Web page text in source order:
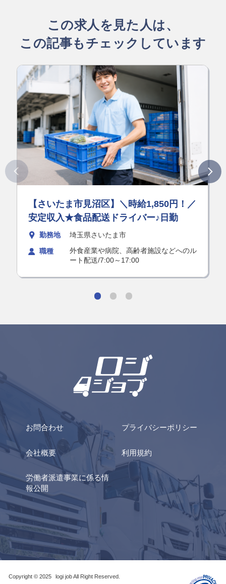
この求人を見た人は、
この記事もチェックしています
【さいたま市見沼区】＼時給1,850円！／
安定収入★食品配送ドライバー♪日勤
勤務地 埼玉県さいたま市
職種
外食産業や病院、高齢者施設などへのル
ート配送/7:00～17:00
会社概要
プライバシーポリシー
利用規約
労働者派遣事業に係る情
報公開
お問合わせ
Copyright © 2025 logi job All Right Reserved.